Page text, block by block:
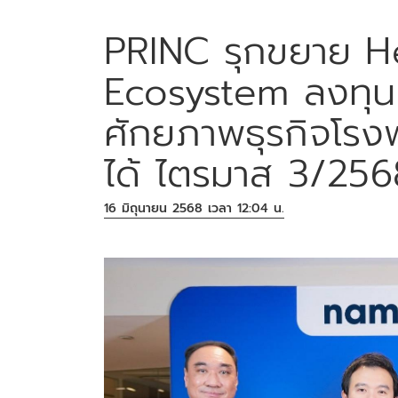
PRINC รุกขยาย
Ecosystem ลงทุน
ศักยภาพธุรกิจโร
ได้ ไตรมาส 3/
16 มิถุนายน 2568 เวลา 12:04 น.